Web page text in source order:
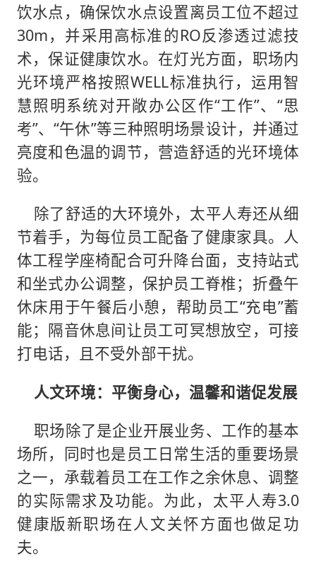
饮水点，确保饮水点设置离员工位不超过
30m，并采用高标准的RO反渗透过滤技
术，保证健康饮水。在灯光方面，职场内
光环境严格按照WELL标准执行，运用智
慧照明系统对开敞办公区作“工作”、“思
考”、“午休”等三种照明场景设计，并通过
亮度和色温的调节，营造舒适的光环境体
验。
除了舒适的大环境外，太平人寿还从细
节着手，为每位员工配备了健康家具。人
体工程学座椅配合可升降台面，支持站式
和坐式办公调整，保护员工脊椎；折叠午
休床用于午餐后小憩，帮助员工“充电”蓄
能；隔音休息间让员工可冥想放空，可接
打电话，且不受外部干扰。
人文环境：平衡身心，温馨和谐促发展
职场除了是企业开展业务、工作的基本
场所，同时也是员工日常生活的重要场景
之一，承载着员工在工作之余休息、调整
的实际需求及功能。为此，太平人寿3.0
健康版新职场在人文关怀方面也做足功
夫。